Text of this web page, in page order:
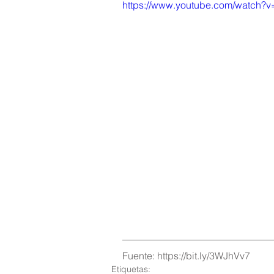
https://www.youtube.com/
Fuente: https://bit.ly/3WJhVv7
Etiquetas: